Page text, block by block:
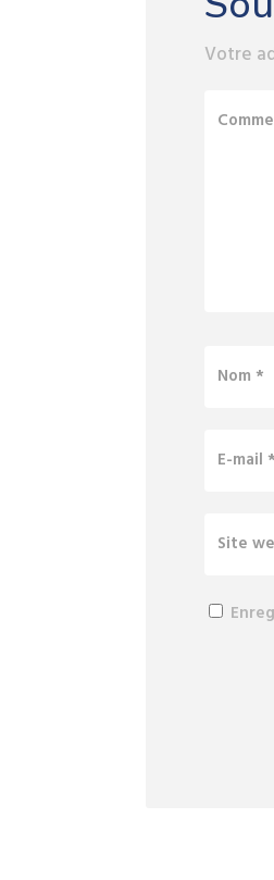
Votre